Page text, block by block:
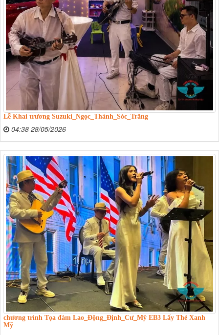
Lễ Khai trương Suzuki_Ngọc_Thành_Sóc_Trăng
04:38 28/05/2026
chương trình Tọa đàm Lao_Động_Định_Cư_Mỹ EB3 Lấy Thẻ Xanh
Mỹ